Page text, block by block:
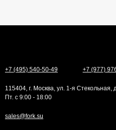
+7 (495) 540-50-49 +7 (977)
115404, г. Москва, ул. 1-я
Пт. с 9:00 - 18:00
sales@fork.su